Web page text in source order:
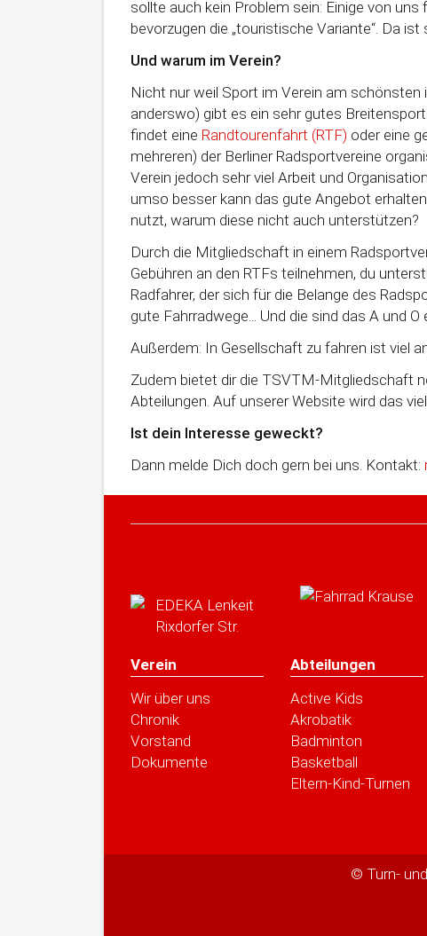
sollte auch kein Problem sein: Einige von uns
bevorzugen die „touristische Variante“. Da
Und warum im Verein?
Nicht nur weil Sport im Verein am schönsten
anderswo) gibt es ein sehr gutes
findet eine Randtourenfahrt (RTF) oder eine
mehreren) der Berliner Radsportvereine
Verein jedoch sehr viel Arbeit und
umso besser kann das gute Angebot
nutzt, warum diese nicht auch unterstützen?
Durch die Mitgliedschaft in einem
Gebühren an den RTFs teilnehmen, du
Radfahrer, der sich für die Belange des
gute Fahrradwege... Und die sind das A und O
Außerdem: In Gesellschaft zu fahren ist viel
Zudem bietet dir die TSVTM-Mitgliedschaft
Abteilungen. Auf unserer Website wird das
Ist dein Interesse geweckt?
Dann melde Dich doch gern bei uns. Kontakt:
Verein
Wir über uns
Chronik
Vorstand
Dokumente
Abteilungen
Active Kids
Akrobatik
Badminton
Basketball
Eltern-Kind-Turnen
© Turn-